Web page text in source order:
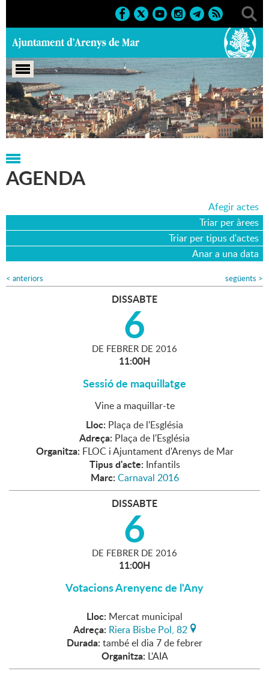
Portada > Agenda > 06-02-2016
AGENDA
Afegir actes
Triar per àrees
Triar per tipus d'actes
Anar a una data
< anteriors següents >
DISSABTE
6
DE FEBRER DE 2016
11:00H
Sessió de maquillatge
Vine a maquillar-te
Lloc: Plaça de l'Església
Adreça: Plaça de l'Església
Organitza: FLOC i Ajuntament d'Arenys de Mar
Tipus d'acte: Infantils
Marc: Carnaval 2016
DISSABTE
6
DE FEBRER DE 2016
11:00H
Votacions Arenyenc de l'Any
Lloc: Mercat municipal
Adreça: Riera Bisbe Pol, 82
Durada: també el dia 7 de febrer
Organitza: L'AIA